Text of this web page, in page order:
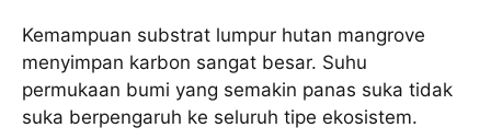
Kemampuan substrat lumpur hutan mangrove
menyimpan karbon sangat besar. Suhu
permukaan bumi yang semakin panas suka tidak
suka berpengaruh ke seluruh tipe ekosistem.